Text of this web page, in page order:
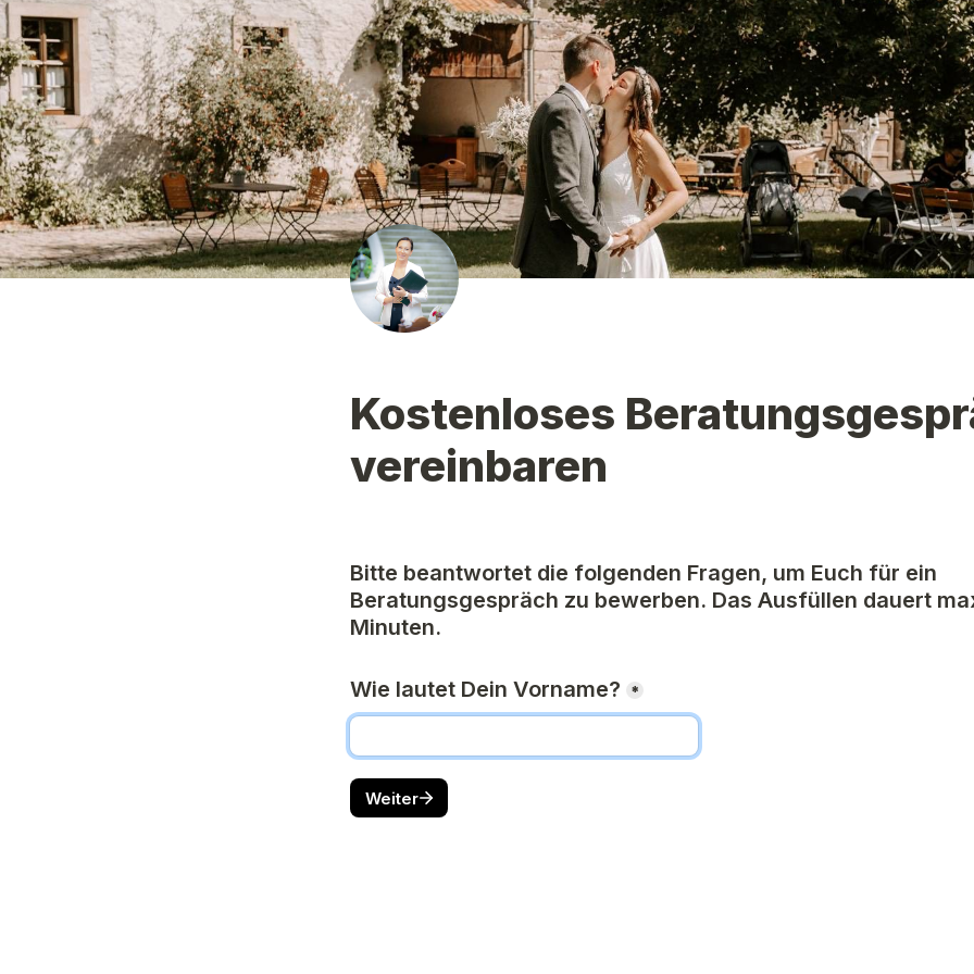
Kostenloses
vereinbaren
Bitte beantwortet die folgenden Fragen, um Euch für ein
Beratungsgespräch zu bewerben. Das Ausfüllen dauert
Minuten.
Wie lautet Dein Vorname? *
Weiter